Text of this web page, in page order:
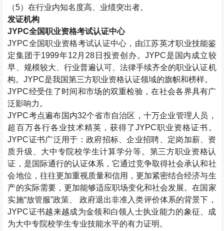
（5）在行业内知名度高、业绩突出者。
发证机构
JYPC全国职业资格考试认证中心
JYPC全国职业资格考试认证中心，由江苏英才职业技能鉴
定集团于1999年12 月 28 日投资创办。JYPC是国内成立较
早、规模较大、行业普遍认可、法律手续齐全的职业认证机
构。JYPC是我国第三方职业资格认证领域的旗帜和榜样。
JYPC经受住了时间和市场的双重检验，在社会各界具有广
泛影响力。
JYPC考点遍布国内32个省市自治区，十万企业管理人员，
超百万各行各业技术精英，获得了JYPC职业资格证书。
JYPC证书广泛用于：政府招标、企业招聘、定岗加薪、资
质升级、大中专院校学生计算学分等。第三方职业资格认
证，是国际通行的认证体系，它通过竞争取得社会承认和社
会地位，往往更加重视质量和信用，更加紧密结合经济与生
产的实际需要，更加能够适应职场变化和社会发展。在国家
实施“放管服”政策、 政府退出非准入类评价体系的背景下，
JYPC证书越来越成为金领和白领人士执业能力的象征、成
为大中专院校学生专业技能水平的有力证明。